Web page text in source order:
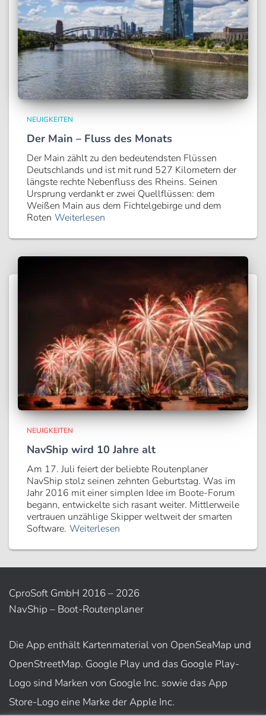
NEUIGKEITEN
Der Main – Fluss des Monats
Der Main zählt zu den bedeutendsten Flüssen
Deutschlands und ist mit rund 527 Kilometern der
längste rechte Nebenfluss des Rheins. Seinen
Ursprung verdankt er zwei Quellflüssen: dem
Weißen Main aus dem Fichtelgebirge und dem
Roten Weiterlesen
NEUIGKEITEN
NavShip wird 10 Jahre alt
Am 17. Juli feiert der beliebte Routenplaner
NavShip stolz seinen zehnten Geburtstag. Was im
Jahr 2016 mit einer simplen Idee im Boote-Forum
begann, entwickelte sich rasant weiter. Mittlerweile
vertrauen unzählige Skipper weltweit der smarten
Software. Weiterlesen
CproSoft GmbH 2016 – 2026
NavShip – Boot-Routenplaner
Die App enthält Kartenmaterial von OpenSeaMap und
OpenStreetMap. Google Play und das Google Play-
Logo sind Marken von Google Inc. sowie das App
Store-Logo eine Marke der Apple Inc.